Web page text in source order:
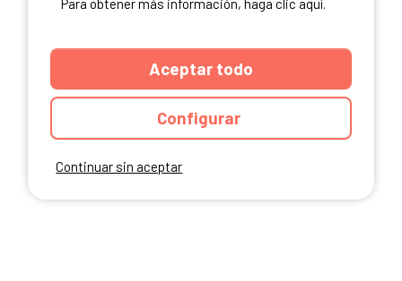
Continuar sin aceptar
Para obtener más información, haga clic aquí.
Aceptar todo
Configurar